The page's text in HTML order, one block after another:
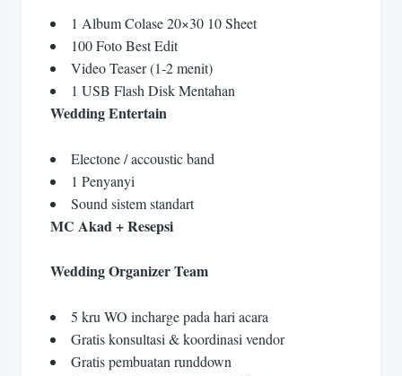
1 Album Colase 20×30 10 Sheet
100 Foto Best Edit
Video Teaser (1-2 menit)
1 USB Flash Disk Mentahan
Wedding Entertain
Electone / accoustic band
1 Penyanyi
Sound sistem standart
MC Akad + Resepsi
Wedding Organizer Team
5 kru WO incharge pada hari acara
Gratis konsultasi & koordinasi vendor
Gratis pembuatan runddown